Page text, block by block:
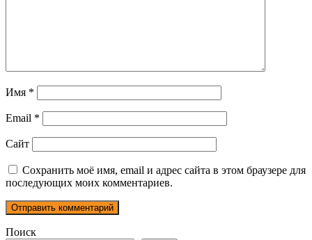
Имя *
Email *
Сайт
Сохранить моё имя, email и адрес сайта в этом браузере для
последующих моих комментариев.
Поиск